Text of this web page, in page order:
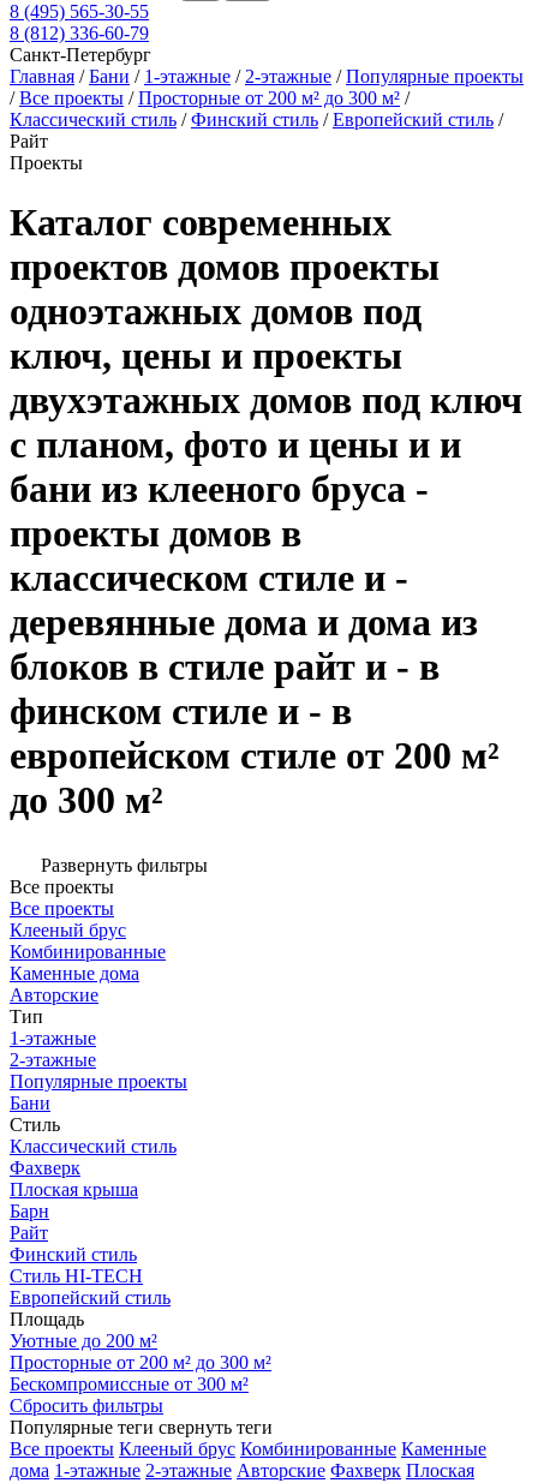
8 (495) 565-30-55
8 (812) 336-60-79
Санкт-Петербург
Главная /Бани / 1-этажные / 2-этажные /Популярные проекты
/Все проекты /Просторные от 200 м² до 300 м² /
Классический стиль /Финский стиль /Европейский стиль /
Райт
Проекты
Каталог современных
проектов домов проекты
одноэтажных домов под
ключ, цены и проекты
двухэтажных домов под ключ
с планом, фото и цены и и
бани из клееного бруса -
проекты домов в
классическом стиле и -
деревянные дома и дома из
блоков в стиле райт и - в
финском стиле и - в
европейском стиле от 200 м²
до 300 м²
Развернуть фильтры
Все проекты
Все проекты
Клееный брус
Комбинированные
Каменные дома
Авторские
Тип
1-этажные
2-этажные
Популярные проекты
Бани
Стиль
Классический стиль
Фахверк
Плоская крыша
Барн
Райт
Финский стиль
Стиль HI-TECH
Европейский стиль
Площадь
Уютные до 200 м²
Просторные от 200 м² до 300 м²
Бескомпромиссные от 300 м²
Сбросить фильтры
Популярные теги свернуть теги
Все проекты Клееный брус Комбинированные Каменные
дома 1-этажные 2-этажные Авторские Фахверк Плоская